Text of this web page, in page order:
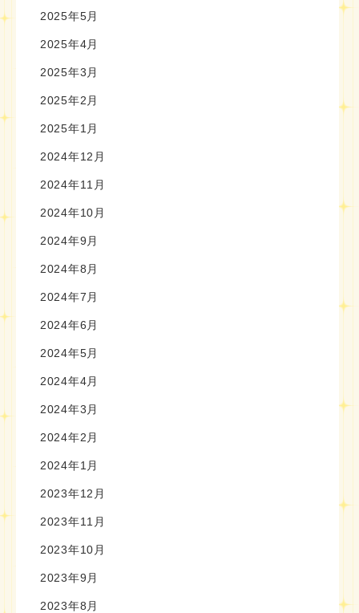
2025年5月
2025年4月
2025年3月
2025年2月
2025年1月
2024年12月
2024年11月
2024年10月
2024年9月
2024年8月
2024年7月
2024年6月
2024年5月
2024年4月
2024年3月
2024年2月
2024年1月
2023年12月
2023年11月
2023年10月
2023年9月
2023年8月